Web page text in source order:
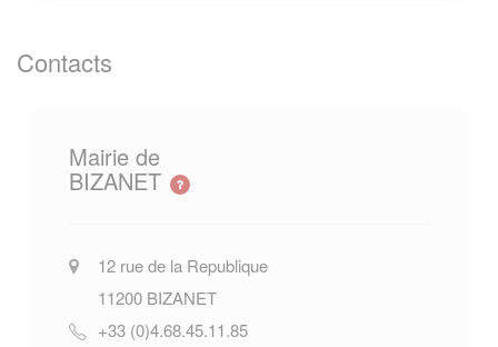
Contacts
Mairie de
BIZANET
12 rue de la Republique
11200 BIZANET
+33 (0)4.68.45.11.85